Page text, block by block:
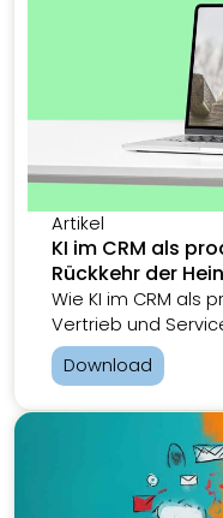
Artikel
KI im CRM als
Rückkehr der
Wie KI im CRM als
Vertrieb und
Download